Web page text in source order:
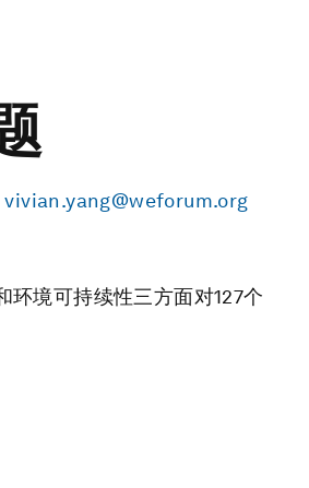
vivian.yang@weforum.org
环境可持续性三方面对127个